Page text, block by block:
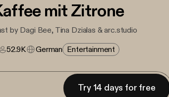
mit Zitrone
by Dagi Bee, Tina Dzialas & arc.studio
52.9K
German Entertainment
Try 14 days for free